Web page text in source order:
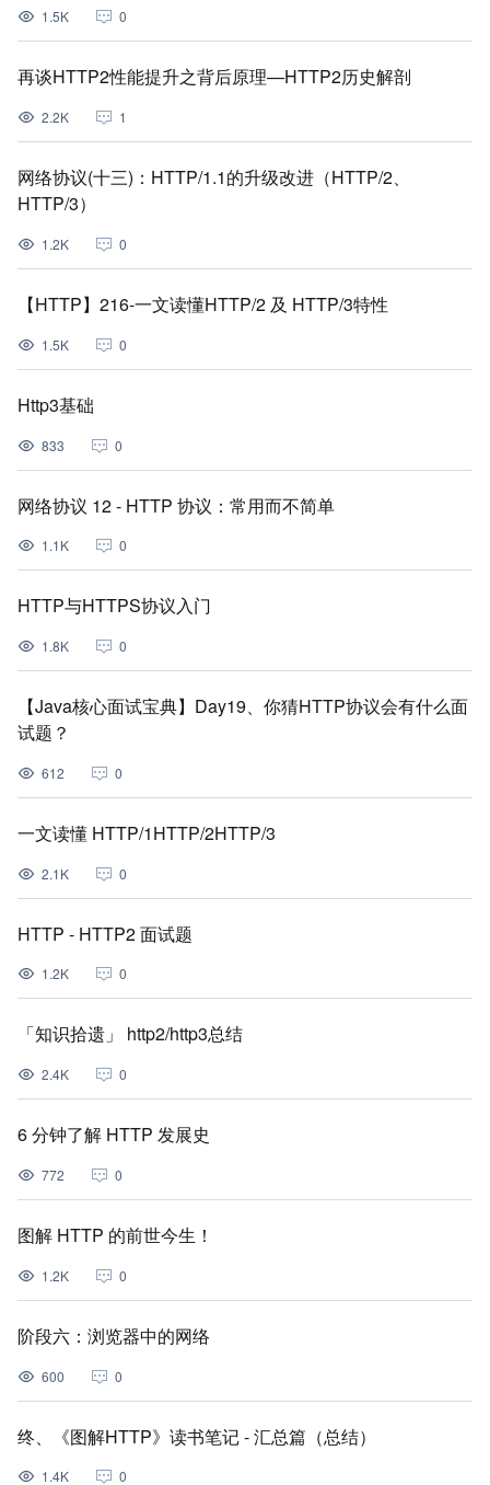
1.5K 0
再谈HTTP2性能提升之背后原理—HTTP2历史解剖
2.2K 1
网络协议(十三)：HTTP/1.1的升级改进（HTTP/2、
HTTP/3）
1.2K 0
【HTTP】216-一文读懂HTTP/2 及 HTTP/3特性
1.5K 0
Http3基础
833 0
网络协议 12 - HTTP 协议：常用而不简单
1.1K 0
HTTP与HTTPS协议入门
1.8K 0
【Java核心面试宝典】Day19、你猜HTTP协议会有什么面
试题？
612 0
一文读懂 HTTP/1HTTP/2HTTP/3
2.1K 0
HTTP - HTTP2 面试题
1.2K 0
「知识拾遗」 http2/http3总结
2.4K 0
6 分钟了解 HTTP 发展史
772 0
图解 HTTP 的前世今生！
1.2K 0
阶段六：浏览器中的网络
600 0
终、《图解HTTP》读书笔记 - 汇总篇（总结）
1.4K 0